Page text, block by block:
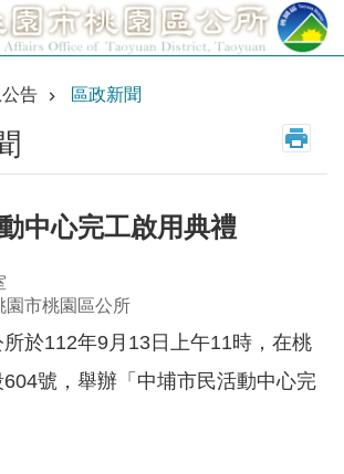
告 區政新聞
中心完工啟用典禮
園市桃園區公所
於112年9月13日上午11時，在桃
號，舉辦「中埔市民活動中心完